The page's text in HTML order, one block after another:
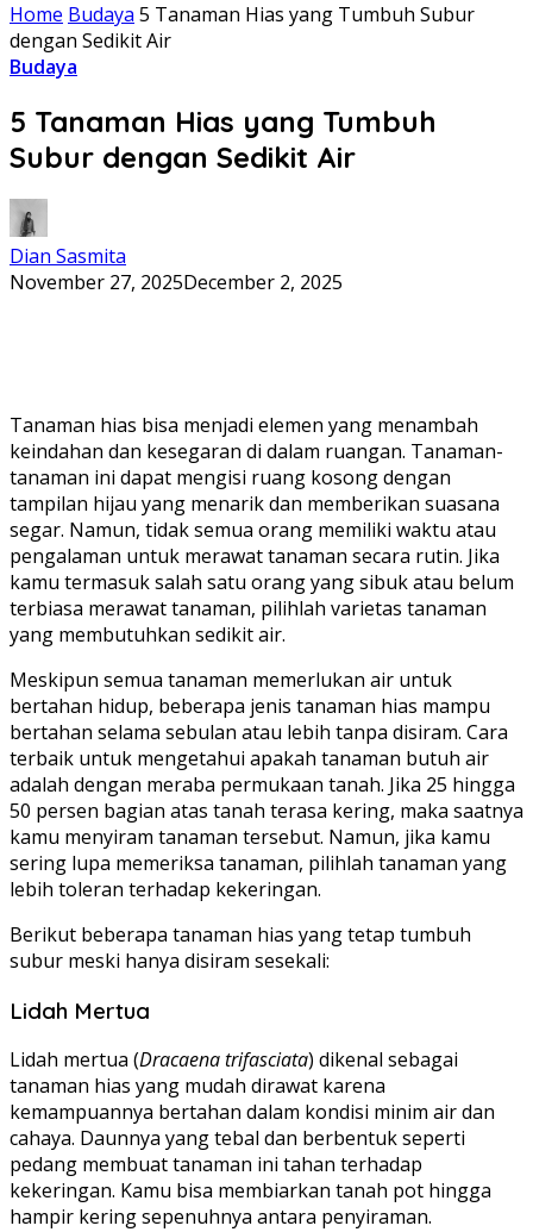
Home Budaya 5 Tanaman Hias yang Tumbuh Subur
dengan Sedikit Air
Budaya
5 Tanaman Hias yang Tumbuh
Subur dengan Sedikit Air
Dian Sasmita
November 27, 2025December 2, 2025
Tanaman hias bisa menjadi elemen yang menambah
keindahan dan kesegaran di dalam ruangan. Tanaman-
tanaman ini dapat mengisi ruang kosong dengan
tampilan hijau yang menarik dan memberikan suasana
segar. Namun, tidak semua orang memiliki waktu atau
pengalaman untuk merawat tanaman secara rutin. Jika
kamu termasuk salah satu orang yang sibuk atau belum
terbiasa merawat tanaman, pilihlah varietas tanaman
yang membutuhkan sedikit air.
Meskipun semua tanaman memerlukan air untuk
bertahan hidup, beberapa jenis tanaman hias mampu
bertahan selama sebulan atau lebih tanpa disiram. Cara
terbaik untuk mengetahui apakah tanaman butuh air
adalah dengan meraba permukaan tanah. Jika 25 hingga
50 persen bagian atas tanah terasa kering, maka saatnya
kamu menyiram tanaman tersebut. Namun, jika kamu
sering lupa memeriksa tanaman, pilihlah tanaman yang
lebih toleran terhadap kekeringan.
Berikut beberapa tanaman hias yang tetap tumbuh
subur meski hanya disiram sesekali:
Lidah Mertua
Lidah mertua (Dracaena trifasciata) dikenal sebagai
tanaman hias yang mudah dirawat karena
kemampuannya bertahan dalam kondisi minim air dan
cahaya. Daunnya yang tebal dan berbentuk seperti
pedang membuat tanaman ini tahan terhadap
kekeringan. Kamu bisa membiarkan tanah pot hingga
hampir kering sepenuhnya antara penyiraman.